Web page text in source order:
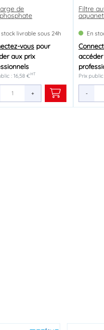
de
stock livrable sous 24h
vous pour
aux prix
: 16,58 €HT
+
Filtre
En
Prix public
-